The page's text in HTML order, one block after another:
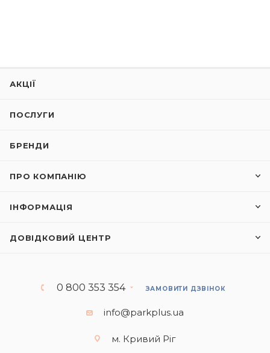
АКЦІЇ
ПОСЛУГИ
БРЕНДИ
ПРО КОМПАНІЮ
ІНФОРМАЦІЯ
ДОВІДКОВИЙ ЦЕНТР
0 800 353 354 ЗАМОВИТИ ДЗВІНОК
info@parkplus.ua
м. Кривий Ріг